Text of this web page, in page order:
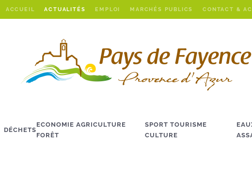
ACCUEIL ACTUALITÉS EMPLOI MARCHÉS PUBLICS CONTACT &
DÉCHETS
ECONOMIE AGRICULTURE
FORÊT
SPORT TOURISME
CULTURE